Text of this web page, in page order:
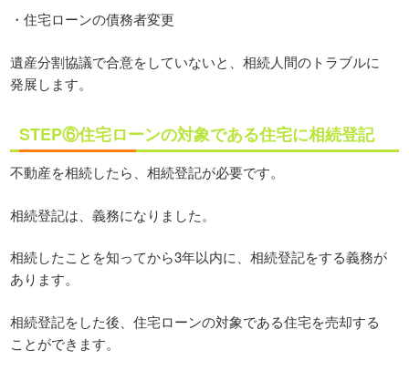
・住宅ローンの債務者変更
遺産分割協議で合意をしていないと、相続人間のトラブルに
発展します。
STEP⑥住宅ローンの対象である住宅に相続登記
不動産を相続したら、相続登記が必要です。
相続登記は、義務になりました。
相続したことを知ってから3年以内に、相続登記をする義務が
あります。
相続登記をした後、住宅ローンの対象である住宅を売却する
ことができます。